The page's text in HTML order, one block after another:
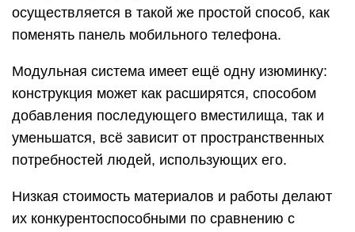
осуществляется в такой же простой способ, как
поменять панель мобильного телефона.
Модульная система имеет ещё одну изюминку:
конструкция может как расширятся, способом
добавления последующего вместилища, так и
уменьшатся, всё зависит от пространственных
потребностей людей, использующих его.
Низкая стоимость материалов и работы делают
их конкурентоспособными по сравнению с